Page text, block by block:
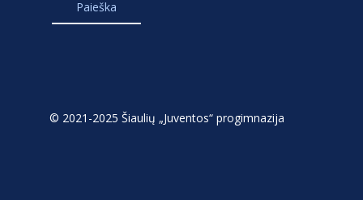
© 2021-2025 Šiaulių „Juventos“ progimnazija